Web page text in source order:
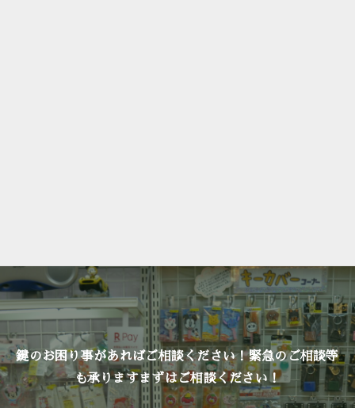
鍵のお困り事があればご相談ください！緊急のご相談等
も承りますまずはご相談ください！